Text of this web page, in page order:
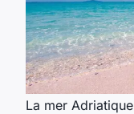
La mer